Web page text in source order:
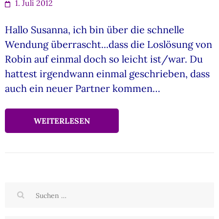
1. Juli 2012
Hallo Susanna, ich bin über die schnelle
Wendung überrascht...dass die Loslösung von
Robin auf einmal doch so leicht ist/war. Du
hattest irgendwann einmal geschrieben, dass
auch ein neuer Partner kommen…
WEITERLESEN
Suchen